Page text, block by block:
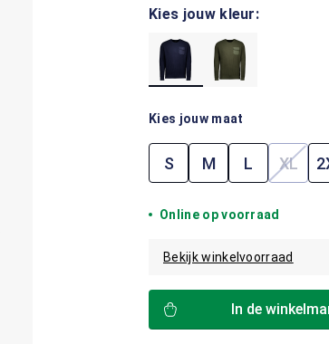
Kies jouw kleur:
Kies jouw maat
S M L XL
Online op voorraad
Bekijk winkelvoorraad
In de